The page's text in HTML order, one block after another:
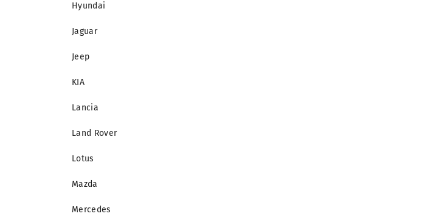
Hyundai
Jaguar
Jeep
KIA
Lancia
Land Rover
Lotus
Mazda
Mercedes